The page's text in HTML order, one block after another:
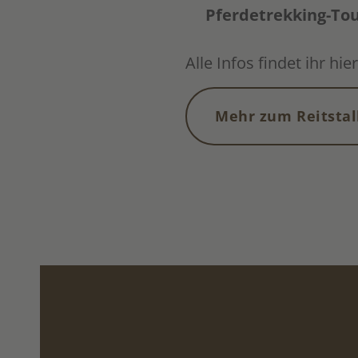
Pferdetrekking-
Alle Infos findet ihr
Mehr zum